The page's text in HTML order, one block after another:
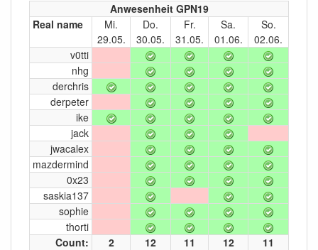
Anwesenheit GPN19
Real name
Mi.
29.05.
Do.
30.05.
Fr.
31.05.
Sa.
01.06.
So.
02.06.
v0tti
nhg
derchris
derpeter
ike
jack
jwacalex
mazdermind
0x23
saskia137
sophie
thorti
Count:
2 12 11 12 11